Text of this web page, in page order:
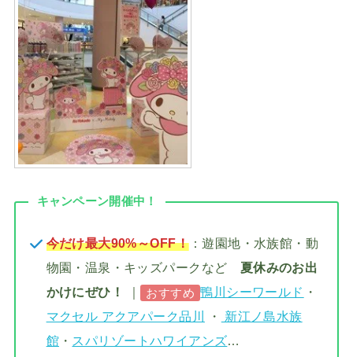
キャンペーン開催中！
今だけ最大90%～OFF！：遊園地・水族館・動
物園・温泉・キッズパークなど 夏休みのお出
かけにぜひ！
おすすめ 鴨川シーワールド ・
マクセル アクアパーク品川
・
新江ノ島水族
館 ・ スパリゾートハワイアンズ…